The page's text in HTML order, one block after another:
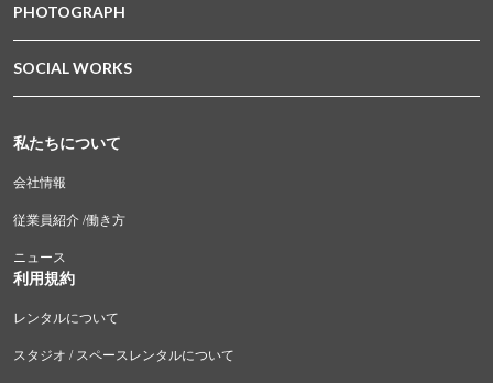
PHOTOGRAPH
SOCIAL WORKS
私たちについて
会社情報
従業員紹介 /働き方
ニュース
利用規約
レンタルについて
スタジオ / スペースレンタルについて